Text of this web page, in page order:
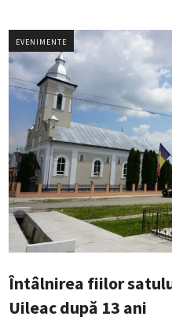
EVENIMENTE
Întâlnirea fiilor
Uileac după 13 ani